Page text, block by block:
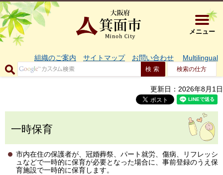
大阪府箕
メニュー
組織のご案内 サイトマップ お問い合わせ Multilingual
検索の仕方
更新日：2026年8月1日
一時保育
市内在住の保護者が、冠婚葬祭、パート就労、傷病、リフレッシ
ュなどで一時的に保育が必要となった場合に、事前登録のうえ保
育施設で一時的に保育します。